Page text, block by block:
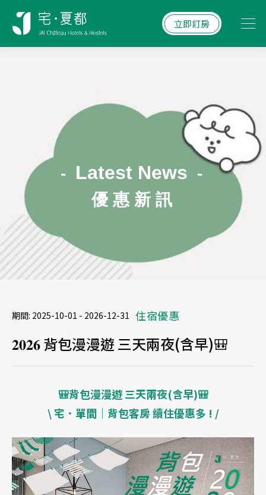
立即訂房
- Latest News -
優 惠 新 訊
期間: 2025-10-01 - 2026-12-31 住宿優惠
𝟐𝟎𝟐𝟔 背包漫漫遊 三天兩夜(含早)🎒
🎒背包漫漫遊 三天兩夜(含早)🎒
\ 宅．單間｜背包客房 續住優惠多 ! /